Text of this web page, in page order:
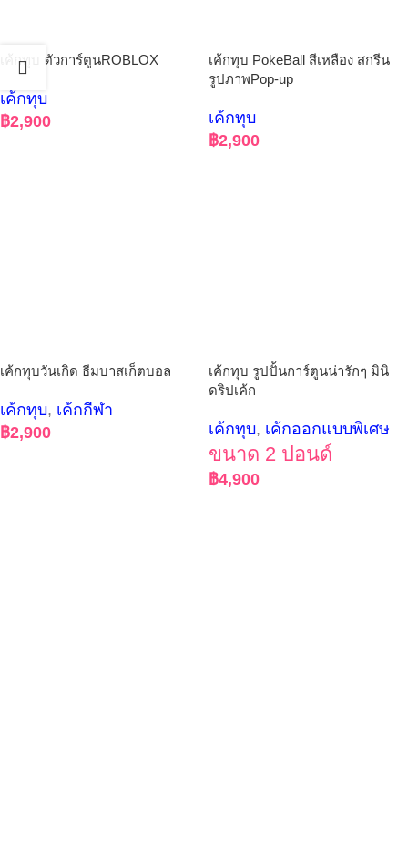
เค้กทุบ ตัวการ์ตูนROBLOX
เค้กทุบ
฿2,900
เค้กทุบ PokeBall สีเหลือง สกรีน
รูปภาพPop-up
เค้กทุบ
฿2,900
เค้กทุบวันเกิด ธีมบาสเก็ตบอล
เค้กทุบ, เค้กกีฬา
฿2,900
เค้กทุบ รูปปั้นการ์ตูนน่ารักๆ มินิ
ดริปเค้ก
เค้กทุบ, เค้กออกแบบพิเศษ
ขนาด 2 ปอนด์
฿4,900